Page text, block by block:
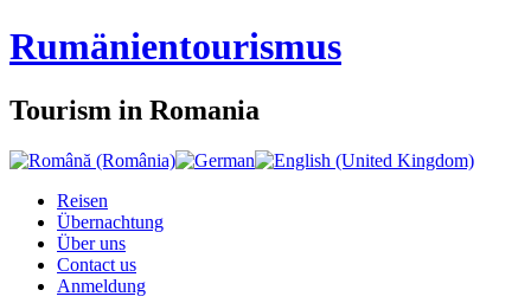
Rumänientourismus
Tourism in Romania
Reisen
Übernachtung
Über uns
Contact us
Anmeldung